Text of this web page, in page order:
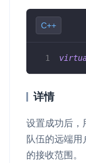
C++
详情
设置成功后，
队伍的远端用
的接收范围。